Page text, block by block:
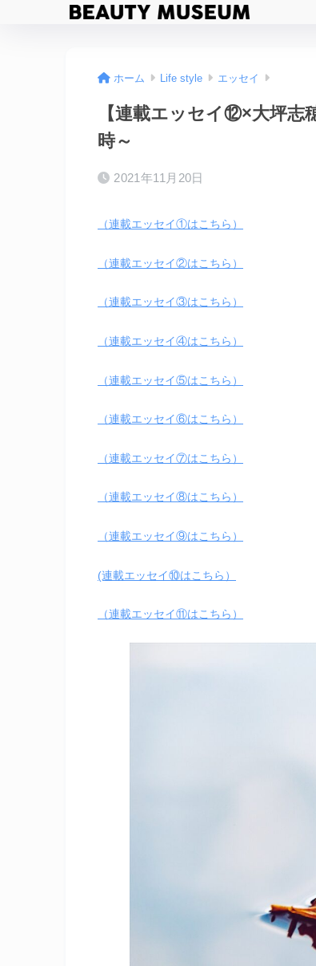
ホーム Life style エッセイ
【連載エッセイ⑫×大坪志
時～
2021年11月20日
（連載エッセイ①はこちら）
（連載エッセイ②はこちら）
（連載エッセイ③はこちら）
（連載エッセイ④はこちら）
（連載エッセイ⑤はこちら）
（連載エッセイ⑥はこちら）
（連載エッセイ⑦はこちら）
（連載エッセイ⑧はこちら）
（連載エッセイ⑨はこちら）
(連載エッセイ⑩はこちら）
（連載エッセイ⑪はこちら）